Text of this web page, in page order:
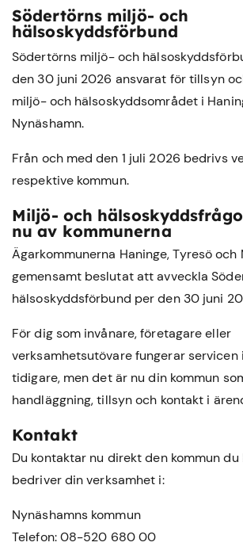
Södertörns miljö- och
hälsoskyddsförbund
Södertörns miljö- och
den 30 juni 2026 ansvarat för tillsyn
miljö- och hälsoskyddsområdet i
Nynäshamn.
Från och med den 1 juli 2026 bedrivs
respektive kommun.
Miljö- och
nu av kommunerna
Ägarkommunerna Haninge, Tyresö och
gemensamt beslutat att avveckla
hälsoskyddsförbund per den 30 juni
För dig som invånare, företagare eller
verksamhetsutövare fungerar
tidigare, men det är nu din kommun
handläggning, tillsyn och kontakt i
Kontakt
Du kontaktar nu direkt den kommun
bedriver din verksamhet i:
Nynäshamns kommun
Telefon: 08-520 680 00